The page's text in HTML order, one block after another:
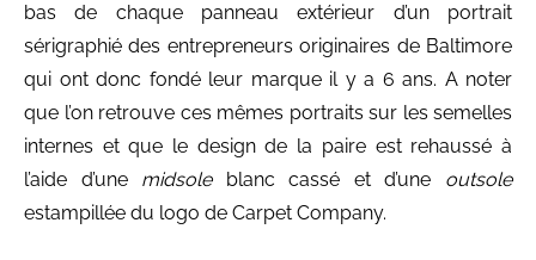
bas de chaque panneau extérieur d’un portrait
sérigraphié des entrepreneurs originaires de Baltimore
qui ont donc fondé leur marque il y a 6 ans. A noter
que l’on retrouve ces mêmes portraits sur les semelles
internes et que le design de la paire est rehaussé à
l’aide d’une midsoleblanc cassé et d’une outsole
estampillée du logo de Carpet Company.